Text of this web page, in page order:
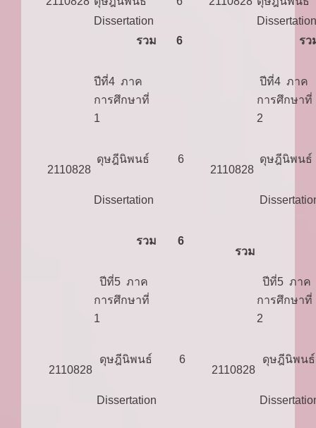
Dissertation
Dissertation
รวม
6 รว
ปีที่4 ภาค
การศึกษาที่
1
ปีที่4 ภาค
การศึกษาที่
2
2110828
ดุษฎีนิพนธ์
6
2110828
ดุษฎีนิพนธ์
Dissertation
รวม
6
รวม
ปีที่5 ภาค
การศึกษาที่
1
ปีที่5 ภาค
การศึกษาที่
2
2110828
ดุษฎีนิพนธ์
6
2110828
ดุษฎีนิพนธ์
Dissertation